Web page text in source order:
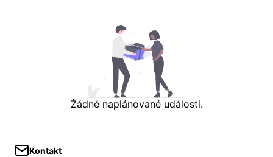
Žádné naplánované události.
Kontakt